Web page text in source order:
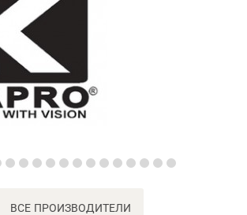
ВСЕ ПРОИЗВОДИТЕЛИ